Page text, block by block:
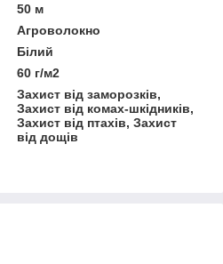
50 м
Агроволокно
Білий
60 г/м2
Захист від заморозків,
Захист від комах-шкідників,
Захист від птахів, Захист
від дощів